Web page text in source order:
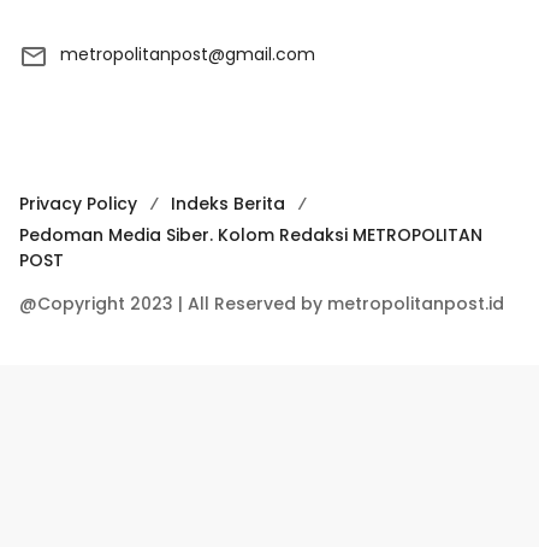
metropolitanpost@gmail.com
Privacy Policy
Indeks Berita
Pedoman Media Siber. Kolom Redaksi METROPOLITAN
POST
@Copyright 2023 | All Reserved by metropolitanpost.id